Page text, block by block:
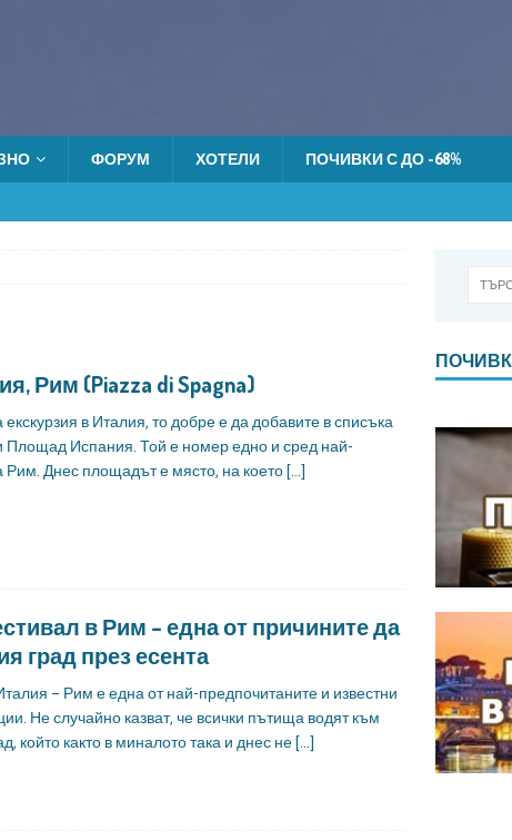
ФОРУМ ХОТЕЛИ ПОЧИВКИ С ДО -68%
Рим (Piazza di Spagna)
екскурзия в Италия, то добре е да добавите в списъка
Площад Испания. Той е номер едно и сред най-
Рим. Днес площадът е място, на което […]
в Рим – една от причините да
град през есента
– Рим е една от най-предпочитаните и известни
Не случайно казват, че всички пътища водят към
който както в миналото така и днес не […]